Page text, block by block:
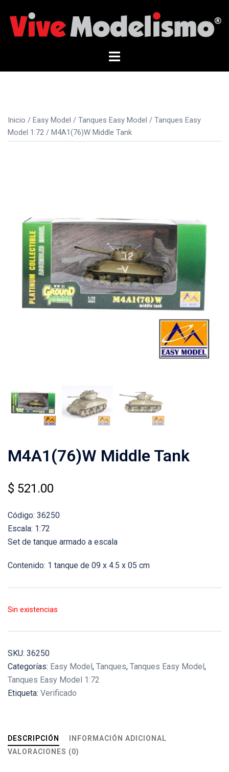
contenido
Alternar
Inicio / Easy Model / Tanques Easy Model / Tanques Easy
Model 1:72 / M4A1(76)W Middle Tank
M4A1(76)W Middle Tank
$ 521.00
Código: 36250
Escala: 1:72
Set de tanque armado a escala
Contenido: 1 tanque de 09 x 4.5 x 05 cm
Sin existencias
SKU: 36250
Categorías: Easy Model, Tanques, Tanques Easy Model,
Tanques Easy Model 1:72
Etiqueta: Verificado
DESCRIPCIÓN
INFORMACIÓN ADICIONAL
VALORACIONES (0)